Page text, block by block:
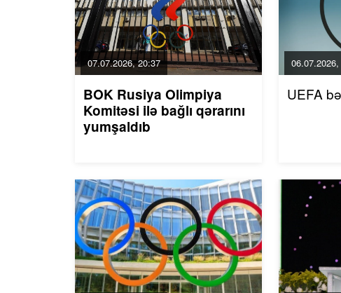
07.07.2026, 20:37
BOK Rusiya Olimpiya
Komitəsi ilə bağlı qərarını
yumşaldıb
UEFA